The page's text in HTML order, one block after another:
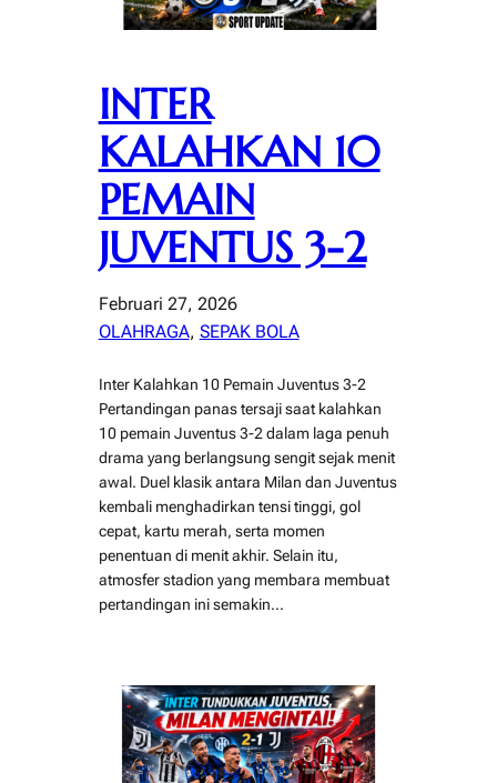
INTER
KALAHKAN 10
PEMAIN
JUVENTUS 3-2
Februari 27, 2026
OLAHRAGA, SEPAK BOLA
Inter Kalahkan 10 Pemain Juventus 3-2
Pertandingan panas tersaji saat kalahkan
10 pemain Juventus 3-2 dalam laga penuh
drama yang berlangsung sengit sejak menit
awal. Duel klasik antara Milan dan Juventus
kembali menghadirkan tensi tinggi, gol
cepat, kartu merah, serta momen
penentuan di menit akhir. Selain itu,
atmosfer stadion yang membara membuat
pertandingan ini semakin…